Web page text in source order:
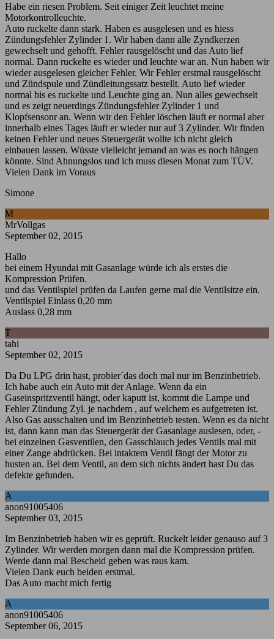
Habe ein riesen Problem. Seit einiger Zeit leuchtet meine
Motorkontrolleuchte.
Auto ruckelte dann stark. Haben es ausgelesen und es hiess
Zündungsfehler Zylinder 1. Wir haben dann alle Zyndkerzen
gewechselt und gehofft. Fehler rausgelöscht und das Auto lief
normal. Dann ruckelte es wieder und leuchte war an. Nun haben wir
wieder ausgelesen gleicher Fehler. Wir Fehler erstmal rausgelöscht
und Zündspule und Zündleitungssatz bestellt. Auto lief wieder
normal bis es ruckelte und Leuchte ging an. Nun alles gewechselt
und es zeigt neuerdings Zündungsfehler Zylinder 1 und
Klopfsensonr an. Wenn wir den Fehler löschen läuft er normal aber
innerhalb eines Tages läuft er wieder nur auf 3 Zylinder. Wir finden
keinen Fehler und neues Steuergerät wollte ich nicht gleich
einbauen lassen. Wüsste vielleicht jemand an was es noch hängen
könnte. Sind Ahnungslos und ich muss diesen Monat zum TÜV.
Vielen Dank im Voraus
Simone
M
MrVollgas
September 02, 2015
Hallo
bei einem Hyundai mit Gasanlage würde ich als erstes die
Kompression Prüfen.
und das Ventilspiel prüfen da Laufen gerne mal die Ventilsitze ein.
Ventilspiel Einlass 0,20 mm
Auslass 0,28 mm
T
tahi
September 02, 2015
Da Du LPG drin hast, probier´das doch mal nur im Benzinbetrieb.
Ich habe auch ein Auto mit der Anlage. Wenn da ein
Gaseinspritzventil hängt, oder kaputt ist, kommt die Lampe und
Fehler Zündung Zyl. je nachdem , auf welchem es aufgetreten ist.
Also Gas ausschalten und im Benzinbetrieb testen. Wenn es da nicht
ist, dann kann man das Steuergerät der Gasanlage auslesen, oder, -
bei einzelnen Gasventilen, den Gasschlauch jedes Ventils mal mit
einer Zange abdrücken. Bei intaktem Ventil fängt der Motor zu
husten an. Bei dem Ventil, an dem sich nichts ändert hast Du das
defekte gefunden.
A
anon91005406
September 03, 2015
Im Benzinbetrieb haben wir es geprüft. Ruckelt leider genauso auf 3
Zylinder. Wir werden morgen dann mal die Kompression prüfen.
Werde dann mal Bescheid geben was raus kam.
Vielen Dank euch beiden erstmal.
Das Auto macht mich fertig
A
anon91005406
September 06, 2015